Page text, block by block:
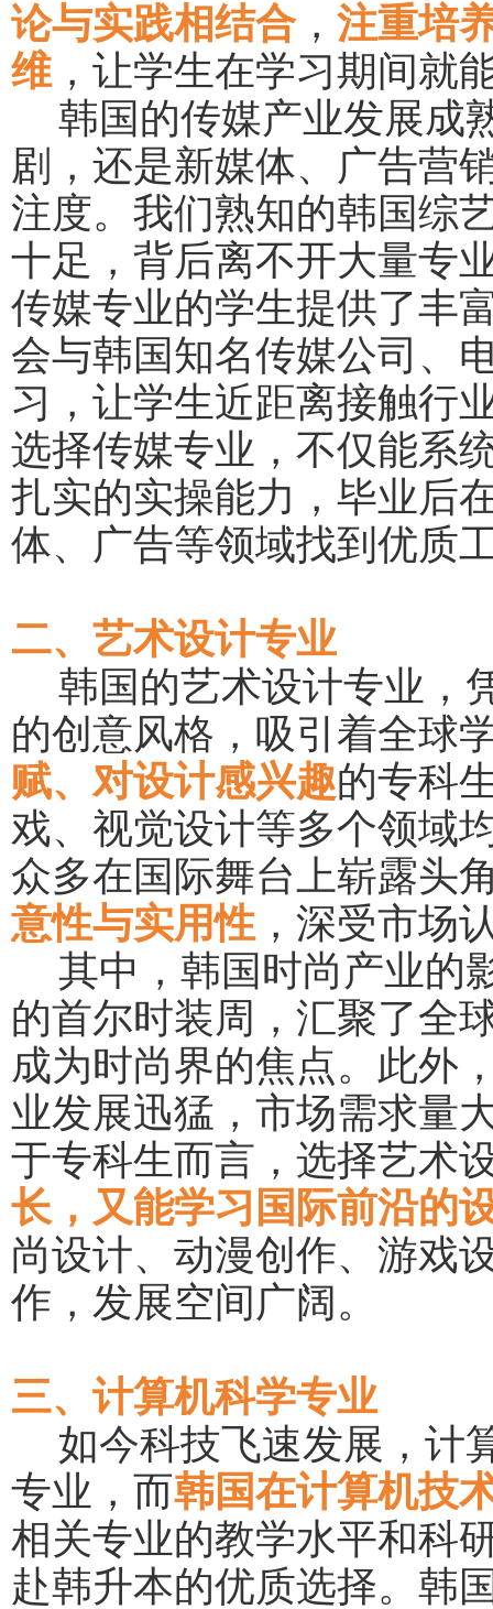
论与实践相结合， 注重培
维，让学生在学习期间就
韩国的传媒产业发展成
剧，还是新媒体、广告营
注度。我们熟知的韩国综
十足，背后离不开大量专
传媒专业的学生提供了丰
会与韩国知名传媒公司、
习，让学生近距离接触行
选择传媒专业，不仅能系
扎实的实操能力，毕业后
体、广告等领域找到优质
二、艺术设计专业
韩国的艺术设计专业，
的创意风格，吸引着全球
赋、对设计感兴趣的专科
戏、视觉设计等多个领域
众多在国际舞台上崭露头
意性与实用性 ，深受市场
其中，韩国时尚产业的
的首尔时装周，汇聚了全
成为时尚界的焦点。此外
业发展迅猛，市场需求量
于专科生而言，选择艺术
长，又能学习国际前沿的
尚设计、动漫创作、游戏
作，发展空间广阔。
三、计算机科学专业
如今科技飞速发展，计
专业，而韩国在计算机技
相关专业的教学水平和科
赴韩升本的优质选择。韩